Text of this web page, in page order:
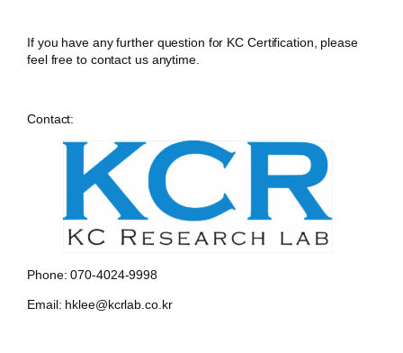
If you have any further question for KC Certification, please
feel free to contact us anytime.
Contact:
Phone: 070-4024-9998
Email: hklee@kcrlab.co.kr